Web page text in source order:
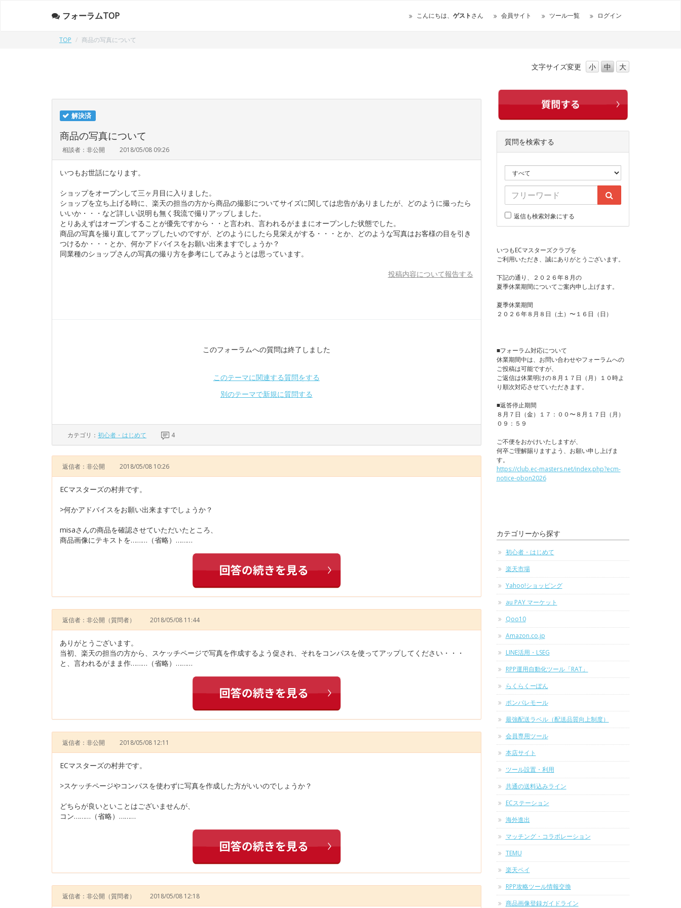
フォーラムTOP こんにちは、 ゲストさん 会員サイト ツール一覧 ログイン
TOP 商品の写真について
文字サイズ変更 小 中 大
解決済
商品の写真について
相談者：非公開 2018/05/08 09:26
いつもお世話になります。
ショップをオープンして三ヶ月目に入りました。
ショップを立ち上げる時に、楽天の担当の方から商品の撮影についてサイズに関しては忠告がありましたが、どのように撮ったら
いいか・・・など詳しい説明も無く我流で撮りアップしました。
とりあえずはオープンすることが優先ですから・・と言われ、言われるがままにオープンした状態でした。
商品の写真を撮り直してアップしたいのですが、どのようにしたら見栄えがする・・・とか、どのような写真はお客様の目を引き
つけるか・・・とか、何かアドバイスをお願い出来ますでしょうか？
同業種のショップさんの写真の撮り方を参考にしてみようとは思っています。
投稿内容について報告する
このフォーラムへの質問は終了しました
このテーマに関連する質問をする
別のテーマで新規に質問する
カテゴリ： 初心者・はじめて 4
返信者：非公開 2018/05/08 10:26
ECマスターズの村井です。
>何かアドバイスをお願い出来ますでしょうか？
misaさんの商品を確認させていただいたところ、
商品画像にテキストを………（省略）………
返信者：非公開 （質問者） 2018/05/08 11:44
ありがとうございます。
当初、楽天の担当の方から、スケッチページで写真を作成するよう促され、それをコンパスを使ってアップしてください・・・
と、言われるがまま作………（省略）………
返信者：非公開 2018/05/08 12:11
ECマスターズの村井です。
>スケッチページやコンパスを使わずに写真を作成した方がいいのでしょうか？
どちらが良いといことはございませんが、
コン………（省略）………
返信者：非公開 （質問者） 2018/05/08 12:18
質問を検索する
返信も検索対象にする
いつもECマスターズクラブを
ご利用いただき、誠にありがとうございます。
下記の通り、２０２６年８月の
夏季休業期間についてご案内申し上げます。
夏季休業期間
２０２６年８月８日（土）〜１６日（日）
■フォーラム対応について
休業期間中は、お問い合わせやフォーラムへの
ご投稿は可能ですが、
ご返信は休業明けの８月１７日（月）１０時よ
り順次対応させていただきます。
■返答停止期間
８月７日（金）１７：００〜８月１７日（月）
０９：５９
ご不便をおかけいたしますが、
何卒ご理解賜りますよう、お願い申し上げま
す。
https://club.ec-masters.net/index.php?ecm-
notice-obon2026
カテゴリーから探す
初心者・はじめて
楽天市場
Yahoo!ショッピング
au PAY マーケット
Qoo10
Amazon.co.jp
LINE活用・LSEG
RPP運用自動化ツール「RAT」
らくらくーぽん
ポンパレモール
最強配送ラベル（配送品質向上制度）
会員専用ツール
本店サイト
ツール設置・利用
共通の送料込みライン
ECステーション
海外進出
マッチング・コラボレーション
TEMU
楽天ペイ
RPP攻略ツール情報交換
商品画像登録ガイドライン